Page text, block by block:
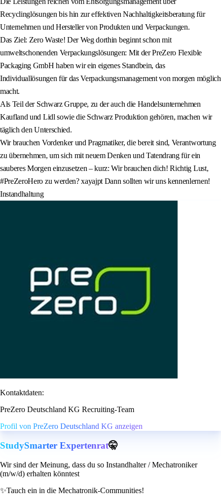
Recyclinglösungen bis hin zur effektiven Nachhaltigkeitsberatung für
Unternehmen und Hersteller von Produkten und Verpackungen.
Das Ziel: Zero Waste! Der Weg dorthin beginnt schon mit
umweltschonenden Verpackungslösungen: Mit der PreZero Flexible
Packaging GmbH haben wir ein eigenes Standbein, das
Individuallösungen für das Verpackungsmanagement von morgen möglich
macht.
Als Teil der Schwarz Gruppe, zu der auch die Handelsunternehmen
Kaufland und Lidl sowie die Schwarz Produktion gehören, machen wir
täglich den Unterschied.
Wir brauchen Vordenker und Pragmatiker, die bereit sind, Verantwortung
zu übernehmen, um sich mit neuem Denken und Tatendrang für ein
sauberes Morgen einzusetzen – kurz: Wir brauchen dich! Richtig Lust,
#PreZeroHero zu werden? xayajpt Dann sollten wir uns kennenlernen!
Instandhaltung
Kontaktdaten:
PreZero Deutschland KG Recruiting-Team
Profil von PreZero Deutschland KG anzeigen
StudySmarter Expertenrat🤫
Wir sind der Meinung, dass du so Instandhalter / Mechatroniker
(m/w/d) erhalten könntest
✨Tauch ein in die Mechatronik-Communities!